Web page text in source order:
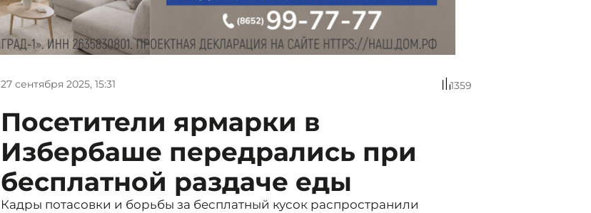
27 сентября 2025, 15:31 1359
Посетители ярмарки в
Избербаше передрались при
бесплатной раздаче еды
Кадры потасовки и борьбы за бесплатный кусок распространили